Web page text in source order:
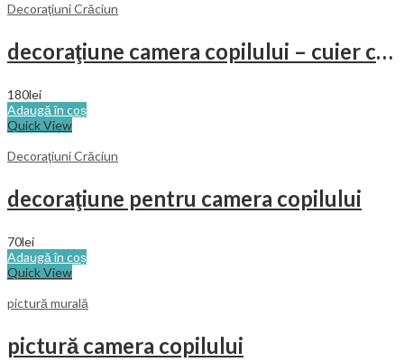
Decoraţiuni Crăciun
decoraţiune camera copilului – cuier cu fluture
180lei
Adaugă în coș
Quick View
Decoraţiuni Crăciun
decoraţiune pentru camera copilului
70lei
Adaugă în coș
Quick View
pictură murală
pictură camera copilului